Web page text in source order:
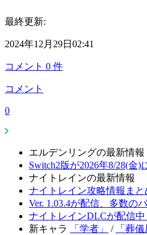
最終更新:
2024年12月29日02:41
コメント 0 件
コメント
0
エルデンリングの最新情報
Switch2版が2026年8/28(金)
ナイトレインの最新情報
ナイトレイン攻略情報まと
Ver. 1.03.4が配信、多数の
ナイトレインDLCが配信中
新キャラ
「学者」 /
「葬儀